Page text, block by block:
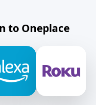
to Oneplace